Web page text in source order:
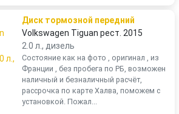
Диск тормозной передний
Volkswagen Tiguan рест. 2015
2.0 л., дизель
Состояние как на фото , оригинал , из
Франции , без пробега по РБ, возможен
наличный и безналичный расчёт,
рассрочка по карте Халва, поможем с
установкой. Пожал...